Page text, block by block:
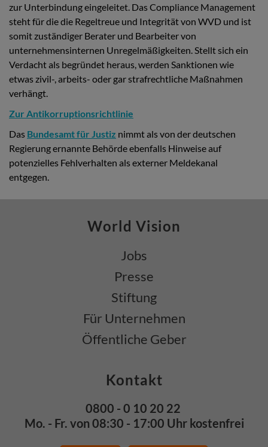
zur Unterbindung eingeleitet. Das Compliance Management
steht für die die Regeltreue und Integrität von WVD und ist
somit zuständiger Berater und Bearbeiter von
unternehmensinternen Unregelmäßigkeiten. Stellt sich ein
Verdacht als begründet heraus, werden Sanktionen wie
etwas zivil-, arbeits- oder gar strafrechtliche Maßnahmen
verhängt.
Zur Antikorruptionsrichtlinie
Das Bundesamt für Justiz nimmt als von der deutschen
Regierung ernannte Behörde ebenfalls Hinweise auf
potenzielles Fehlverhalten als externer Meldekanal
entgegen.
World Vision
Jobs
Presse
Stiftung
Für Unternehmen
Öffentliche Geber
Kontakt
0800 - 0 10 20 22
Mo. - Fr. von 08:30 - 17:00 Uhr kostenfrei